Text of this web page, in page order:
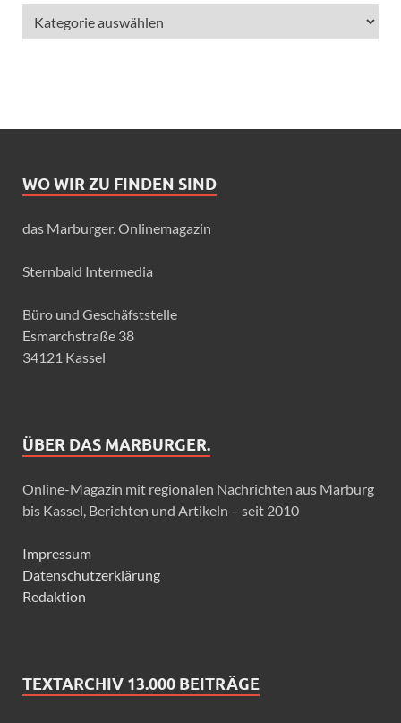
WO WIR ZU FINDEN SIND
das Marburger. Onlinemagazin
Sternbald Intermedia
Büro und Geschäfststelle
Esmarchstraße 38
34121 Kassel
ÜBER DAS MARBURGER.
Online-Magazin mit regionalen Nachrichten aus Marburg
bis Kassel, Berichten und Artikeln – seit 2010
Impressum
Datenschutzerklärung
Redaktion
TEXTARCHIV 13.000 BEITRÄGE